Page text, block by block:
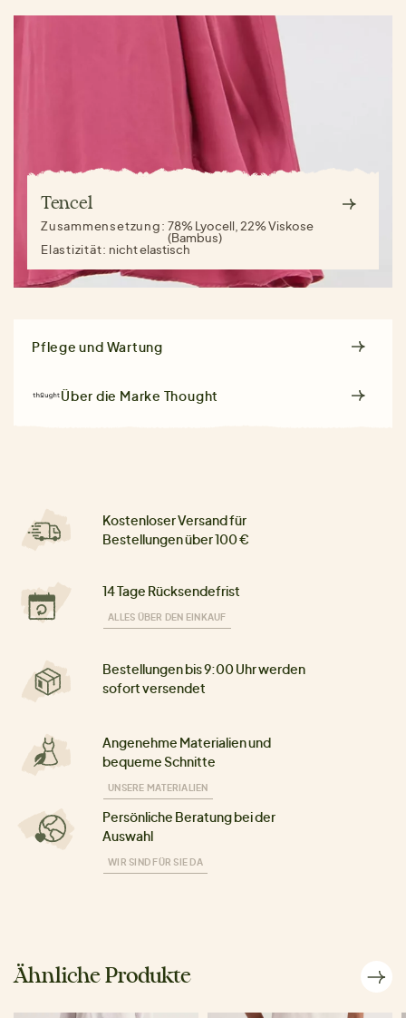
Tencel
Zusammensetzung:78% Lyocell, 22% Viskose
(Bambus)
Elastizität: nicht elastisch
Pflege und Wartung
Über die Marke Thought
Kostenloser Versand für
Bestellungen über 100 €
14 Tage Rücksendefrist
ALLES ÜBER DEN EINKAUF
Bestellungen bis 9:00 Uhr werden
sofort versendet
Angenehme Materialien und
bequeme Schnitte
UNSERE MATERIALIEN
Persönliche Beratung bei der
Auswahl
WIR SIND FÜR SIE DA
Ähnliche Produkte